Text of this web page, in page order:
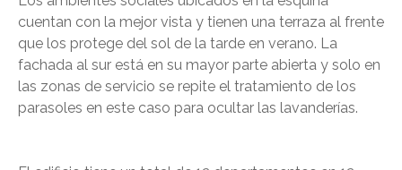
cuentan con la mejor vista y tienen una terraza al frente
que los protege del sol de la tarde en verano. La
fachada al sur está en su mayor parte abierta y solo en
las zonas de servicio se repite el tratamiento de los
parasoles en este caso para ocultar las lavanderías.